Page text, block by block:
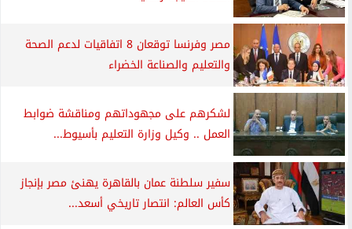
مصر وفرنسا توقعان 8 اتفاقيات لدعم الصحة
والتعليم والصناعة الخضراء
لشكرهم على مجهوداتهم ومناقشة ضوابط
العمل .. وكيل وزارة التعليم بأسيوط...
سفير سلطنة عمان بالقاهرة يهنئ مصر بإنجاز
كأس العالم: انتصار تاريخي أسعد...